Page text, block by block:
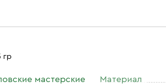
гр
мастерские Материал